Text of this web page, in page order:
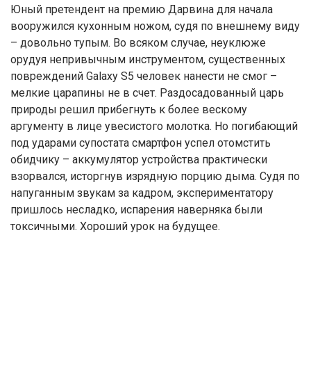
Юный претендент на премию Дарвина для начала
вооружился кухонным ножом, судя по внешнему виду
– довольно тупым. Во всяком случае, неуклюже
орудуя непривычным инструментом, существенных
повреждений Galaxy S5 человек нанести не смог –
мелкие царапины не в счет. Раздосадованный царь
природы решил прибегнуть к более вескому
аргументу в лице увесистого молотка. Но погибающий
под ударами супостата смартфон успел отомстить
обидчику – аккумулятор устройства практически
взорвался, исторгнув изрядную порцию дыма. Судя по
напуганным звукам за кадром, экспериментатору
пришлось несладко, испарения наверняка были
токсичными. Хороший урок на будущее.